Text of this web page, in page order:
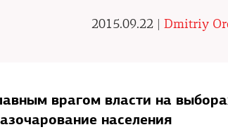
2015.09.22 | Dmitriy
врагом власти на
населения